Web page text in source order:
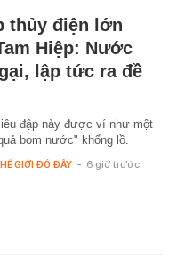
thủy điện lớn
Hiệp: Nước
lập tức ra đề
đập này được ví như một
bom nước" khổng lồ.
GIỚI ĐÓ ĐÂY - 6 giờ trước